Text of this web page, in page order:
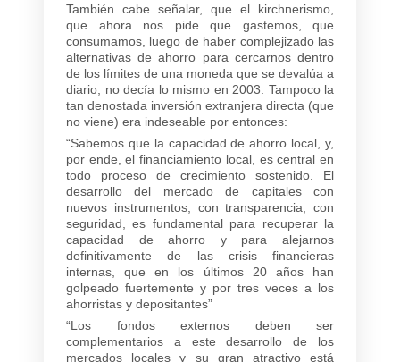
También cabe señalar, que el kirchnerismo,
que ahora nos pide que gastemos, que
consumamos, luego de haber complejizado las
alternativas de ahorro para cercarnos dentro
de los límites de una moneda que se devalúa a
diario, no decía lo mismo en 2003. Tampoco la
tan denostada inversión extranjera directa (que
no viene) era indeseable por entonces:
“Sabemos que la capacidad de ahorro local, y,
por ende, el financiamiento local, es central en
todo proceso de crecimiento sostenido. El
desarrollo del mercado de capitales con
nuevos instrumentos, con transparencia, con
seguridad, es fundamental para recuperar la
capacidad de ahorro y para alejarnos
definitivamente de las crisis financieras
internas, que en los últimos 20 años han
golpeado fuertemente y por tres veces a los
ahorristas y depositantes”
“Los fondos externos deben ser
complementarios a este desarrollo de los
mercados locales y su gran atractivo está